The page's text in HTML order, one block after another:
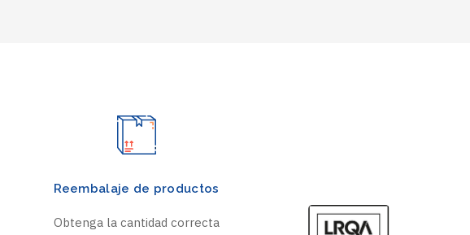
Reembalaje de productos
Obtenga la cantidad correcta